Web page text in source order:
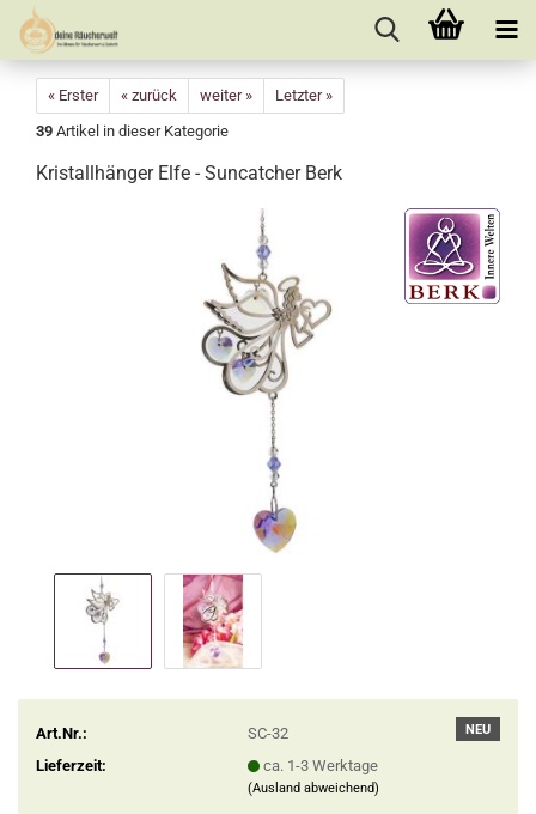
« Erster « zurück weiter »
Letzter »
39 Artikel in dieser Kategorie
Kristallhänger Elfe - Suncatcher Berk
NEU
Art.Nr.:
SC-32
Lieferzeit:
ca. 1-3 Werktage
(Ausland abweichend)